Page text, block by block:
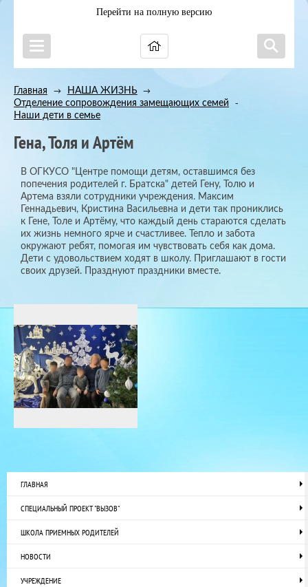
Перейти на полную версию
Главная → НАША ЖИЗНЬ →
Отделение сопровождения замещающих семей →
Наши дети в семье
Гена, Толя и Артём
В ОГКУСО "Центре помощи детям, оставшимся без
попечения родителей г. Братска" детей Гену, Толю и
Артема взяли сотрудники учреждения. Максим
Геннадьевич, Кристина Васильевна и дети так прониклись
к Гене, Толе и Артёму, что каждый день стараются сделать
их жизнь немного ярче и счастливее. Тепло и забота
окружают ребят, помогая им чувствовать себя как дома.
Дети с удовольствием ходят в школу. Приглашают в гости
своих друзей. Празднуют праздники вместе.
ГЛАВНАЯ
СПЕЦИАЛЬНЫЙ ПРОЕКТ "ВЫЗОВ"
ШКОЛА ПРИЕМНЫХ РОДИТЕЛЕЙ
НОВОСТИ
УЧРЕЖДЕНИЕ